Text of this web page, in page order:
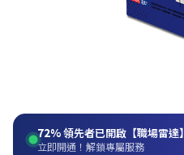
72%領先者已開啟【職場雷達】
立即開通！解鎖專屬服務